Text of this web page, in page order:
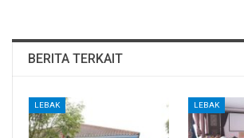
BERITA TERKAIT
LEBAK LEBAK